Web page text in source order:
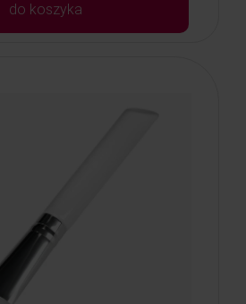
do koszyka